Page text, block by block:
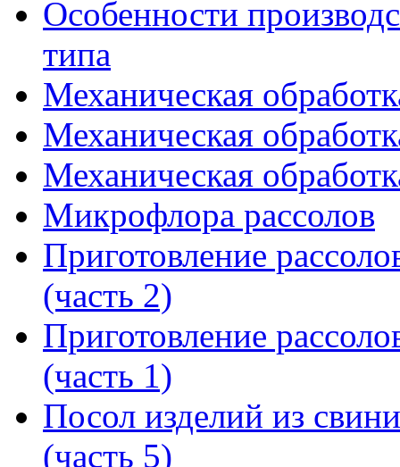
Особенности
типа
Механическая
Механическая
Механическая
Микрофлора рассолов
Приготовление
(часть 2)
Приготовление
(часть 1)
Посол изделий из
(часть 5)